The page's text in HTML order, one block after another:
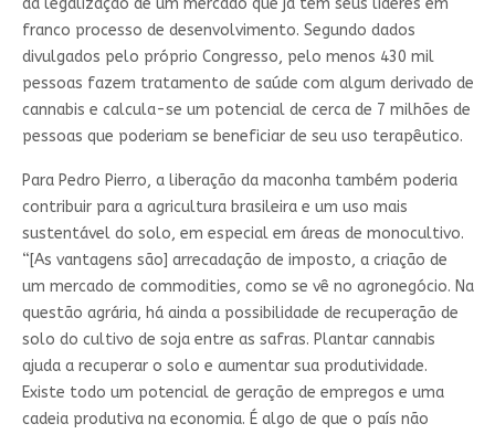
da legalização de um mercado que já tem seus líderes em
franco processo de desenvolvimento. Segundo dados
divulgados pelo próprio Congresso, pelo menos 430 mil
pessoas fazem tratamento de saúde com algum derivado de
cannabis e calcula-se um potencial de cerca de 7 milhões de
pessoas que poderiam se beneficiar de seu uso terapêutico.
Para Pedro Pierro, a liberação da maconha também poderia
contribuir para a agricultura brasileira e um uso mais
sustentável do solo, em especial em áreas de monocultivo.
“[As vantagens são] arrecadação de imposto, a criação de
um mercado de commodities, como se vê no agronegócio. Na
questão agrária, há ainda a possibilidade de recuperação de
solo do cultivo de soja entre as safras. Plantar cannabis
ajuda a recuperar o solo e aumentar sua produtividade.
Existe todo um potencial de geração de empregos e uma
cadeia produtiva na economia. É algo de que o país não